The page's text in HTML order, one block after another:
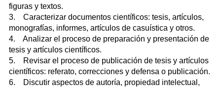
figuras y textos.
3. Caracterizar documentos científicos: tesis, artículos,
monografías, informes, artículos de casuística y otros.
4. Analizar el proceso de preparación y presentación de
tesis y artículos científicos.
5. Revisar el proceso de publicación de tesis y artículos
científicos: referato, correcciones y defensa o publicación.
6. Discutir aspectos de autoría, propiedad intelectual,